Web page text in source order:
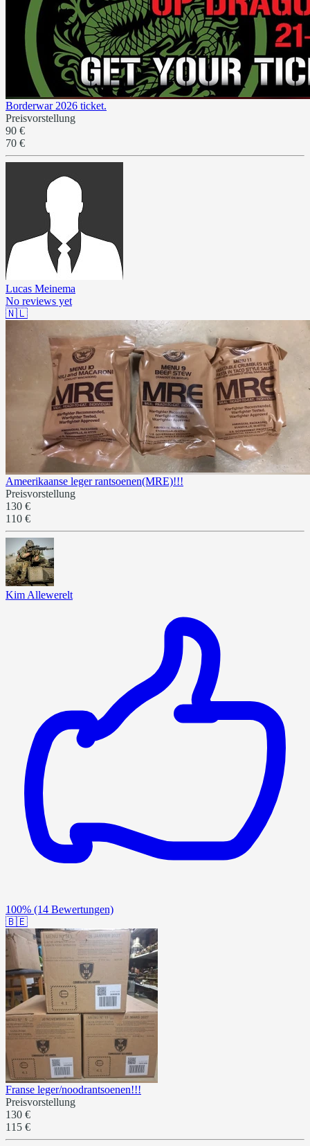
Borderwar 2026 ticket.
Preisvorstellung
90 €
70 €
Lucas Meinema
No reviews yet
🇳🇱
Ameerikaanse leger rantsoenen(MRE)!!!
Preisvorstellung
130 €
110 €
Kim Allewerelt
100% (14 Bewertungen)
🇧🇪
Franse leger/noodrantsoenen!!!
Preisvorstellung
130 €
115 €